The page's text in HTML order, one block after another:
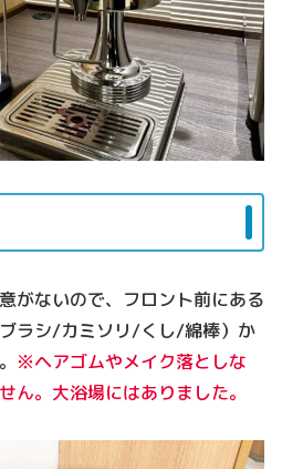
がないので、フロント前にある
ラシ/カミソリ/くし/綿棒）か
※ヘアゴムやメイク落としな
ん。大浴場にはありました。